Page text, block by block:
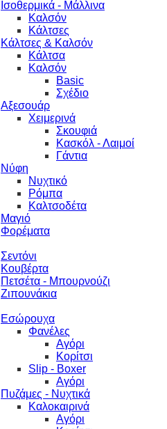
Ισοθερμικά - Μάλλινα
Καλσόν
Κάλτσες
Κάλτσες & Καλσόν
Κάλτσα
Καλσόν
Basic
Σχέδιο
Αξεσουάρ
Χειμερινά
Σκουφιά
Κασκόλ - Λαιμοί
Γάντια
Νύφη
Νυχτικό
Ρόμπα
Καλτσοδέτα
Μαγιό
Φορέματα
Σεντόνι
Κουβέρτα
Πετσέτα - Μπουρνούζι
Ζιπουνάκια
Εσώρουχα
Φανέλες
Αγόρι
Κορίτσι
Slip - Boxer
Αγόρι
Πυζάμες - Νυχτικά
Καλοκαιρινά
Αγόρι